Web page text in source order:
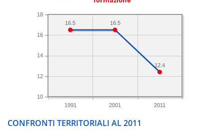
1991 2001 2011
10
12
14
16
18
12.4
16.5
16.5
CONFRONTI TERRITORIALI AL 2011